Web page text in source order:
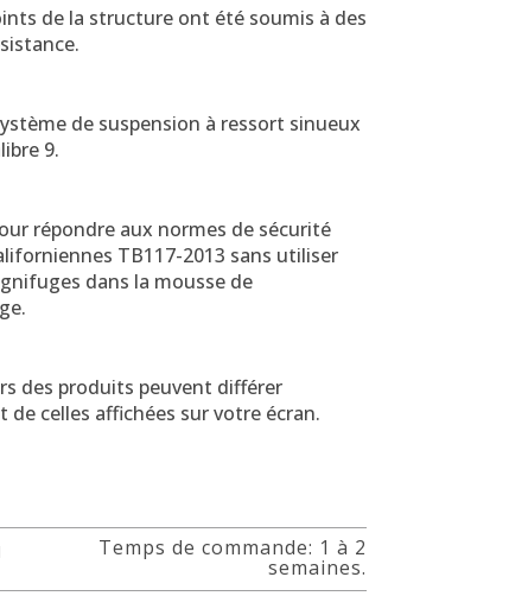
de la structure ont été soumis à des
de suspension à ressort sinueux
9.
répondre aux normes de sécurité
TB117-2013 sans utiliser
dans la mousse de
des produits peuvent différer
de celles affichées sur votre écran.
Temps de commande: 1 à 2
semaines.